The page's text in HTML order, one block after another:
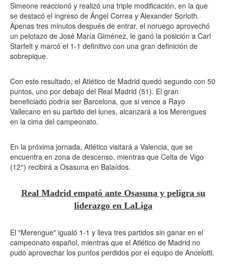
Simeone reaccionó y realizó una triple modificación, en la que
se destacó el ingreso de Ángel Correa y Alexander Sorloth.
Apenas tres minutos después de entrar, el noruego aprovechó
un pelotazo de José María Giménez, le ganó la posición a Carl
Starfelt y marcó el 1-1 definitivo con una gran definición de
sobrepique.
Con este resultado, el Atlético de Madrid quedó segundo con 50
puntos, uno por debajo del Real Madrid (51). El gran
beneficiado podría ser Barcelona, que si vence a Rayo
Vallecano en su partido del lunes, alcanzará a los Merengues
en la cima del campeonato.
En la próxima jornada, Atlético visitará a Valencia, que se
encuentra en zona de descenso, mientras que Celta de Vigo
(12°) recibirá a Osasuna en Balaídos.
Real Madrid empató ante Osasuna y peligra su
liderazgo en LaLiga
El "Merengue" igualó 1-1 y lleva tres partidos sin ganar en el
campeonato español, mientras que el Atlético de Madrid no
pudo aprovechar los puntos perdidos por el equipo de Ancelotti.